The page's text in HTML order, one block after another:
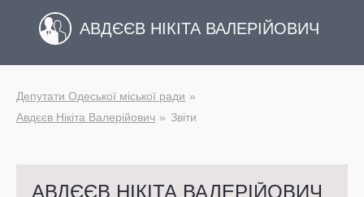
АВДЄЄВ НІКІТА ВАЛЕРІЙОВИЧ
Депутати Одеської міської ради
Авдєєв Нікіта Валерійович
Звіти
АВДЄЄВ НІКІТА ВАЛЕРІЙОВИЧ